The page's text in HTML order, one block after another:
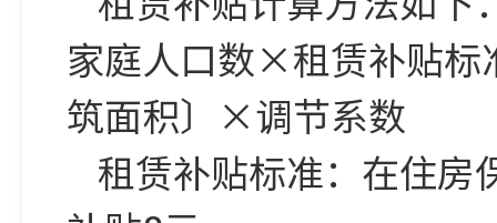
家庭人口数×租赁补贴
筑面积〕×调节系数
租赁补贴标准：在住房